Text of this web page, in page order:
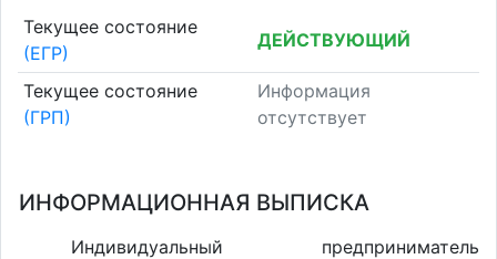
Текущее состояние
(ЕГР)
ДЕЙСТВУЮЩИЙ
Текущее состояние
(ГРП)
Информация
отсутствует
ИНФОРМАЦИОННАЯ ВЫПИСКА
Индивидуальный предприниматель